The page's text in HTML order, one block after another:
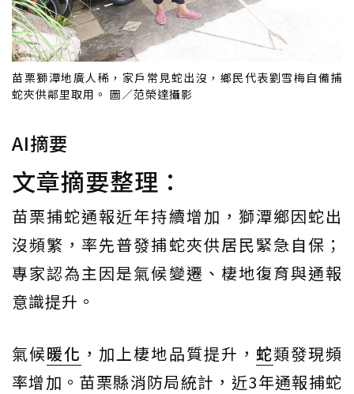
苗栗獅潭地廣人稀，家戶常見蛇出沒，鄉民代表劉雪梅自備捕
蛇夾供鄰里取用。 圖／范榮達攝影
AI摘要
文章摘要整理：
苗栗捕蛇通報近年持續增加，獅潭鄉因蛇出
沒頻繁，率先普發捕蛇夾供居民緊急自保；
專家認為主因是氣候變遷、棲地復育與通報
意識提升。
氣候暖化 ，加上棲地品質提升， 蛇類發現頻
率增加。苗栗縣消防局統計，近3年通報捕蛇